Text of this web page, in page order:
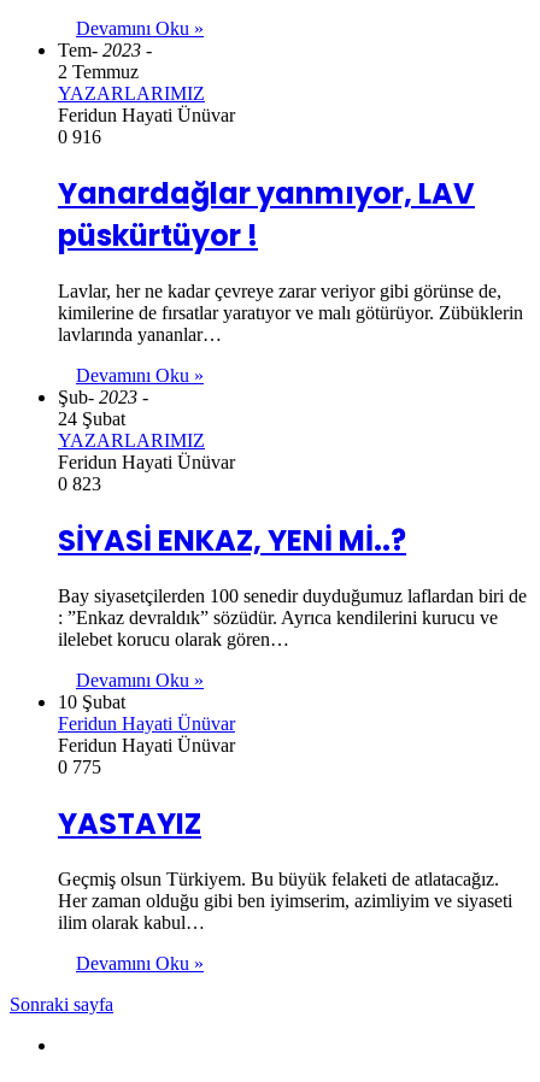
Devamını Oku »
Tem- 2023 -
2 Temmuz
YAZARLARIMIZ
Feridun Hayati Ünüvar
0 916
Yanardağlar yanmıyor, LAV
püskürtüyor !
Lavlar, her ne kadar çevreye zarar veriyor gibi görünse de,
kimilerine de fırsatlar yaratıyor ve malı götürüyor. Zübüklerin
lavlarında yananlar…
Devamını Oku »
Şub- 2023 -
24 Şubat
YAZARLARIMIZ
Feridun Hayati Ünüvar
0 823
SİYASİ ENKAZ, YENİ Mİ..?
Bay siyasetçilerden 100 senedir duyduğumuz laflardan biri de
: ”Enkaz devraldık” sözüdür. Ayrıca kendilerini kurucu ve
ilelebet korucu olarak gören…
Devamını Oku »
10 Şubat
Feridun Hayati Ünüvar
Feridun Hayati Ünüvar
0 775
YASTAYIZ
Geçmiş olsun Türkiyem. Bu büyük felaketi de atlatacağız.
Her zaman olduğu gibi ben iyimserim, azimliyim ve siyaseti
ilim olarak kabul…
Devamını Oku »
Sonraki sayfa